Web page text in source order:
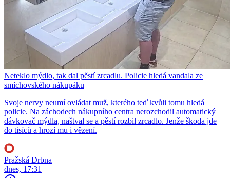
Neteklo mýdlo, tak dal pěstí zrcadlu. Policie hledá vandala ze
smíchovského nákupáku
Svoje nervy neumí ovládat muž, kterého teď kvůli tomu hledá
policie. Na záchodech nákupního centra nerozchodil automatický
dávkovač mýdla, naštval se a pěstí rozbil zrcadlo. Jenže škoda jde
do tisíců a hrozí mu i vězení.
Pražská Drbna
dnes, 17:31